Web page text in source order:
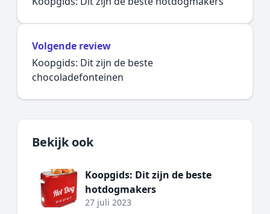
Volgende review
Koopgids: Dit zijn de beste
chocoladefonteinen
Bekijk ook
Koopgids: Dit zijn de beste
hotdogmakers
27 juli 2023